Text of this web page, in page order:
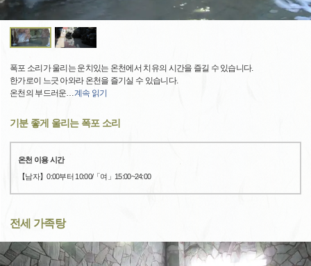
폭포 소리가 울리는 운치있는 온천에서 치유의 시간을 즐길 수 있습니다.
한가로이 느긋 아와라 온천을 즐기실 수 있습니다.
온천의 부드러운…계속 읽기
기분 좋게 울리는 폭포 소리
온천 이용 시간
【남자】0:00부터 10:00/「여」15:00~24:00
전세 가족탕